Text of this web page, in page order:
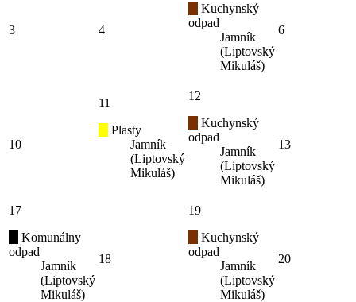
3 4
Kuchynský
odpad
Jamník
(Liptovský
Mikuláš)
6
10
11
Plasty
Jamník
(Liptovský
Mikuláš)
12
Kuchynský
odpad
Jamník
(Liptovský
Mikuláš)
13
17
Komunálny
odpad
Jamník
(Liptovský
Mikuláš)
18
19
Kuchynský
odpad
Jamník
(Liptovský
Mikuláš)
20